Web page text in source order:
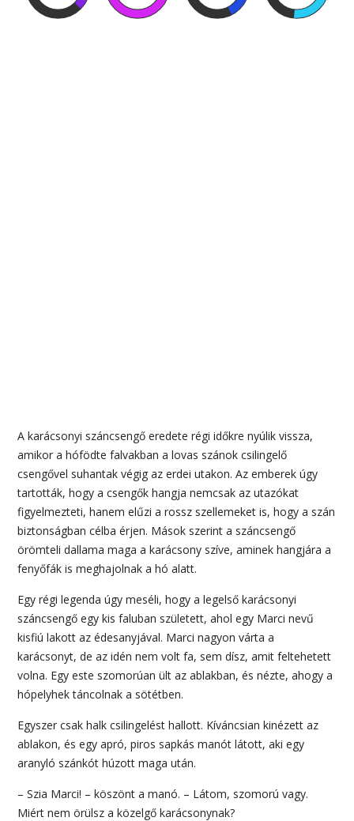
A karácsonyi száncsengő eredete régi időkre nyúlik vissza,
amikor a hófödte falvakban a lovas szánok csilingelő
csengővel suhantak végig az erdei utakon. Az emberek úgy
tartották, hogy a csengők hangja nemcsak az utazókat
figyelmezteti, hanem elűzi a rossz szellemeket is, hogy a szán
biztonságban célba érjen. Mások szerint a száncsengő
örömteli dallama maga a karácsony szíve, aminek hangjára a
fenyőfák is meghajolnak a hó alatt.
Egy régi legenda úgy meséli, hogy a legelső karácsonyi
száncsengő egy kis faluban született, ahol egy Marci nevű
kisfiú lakott az édesanyjával. Marci nagyon várta a
karácsonyt, de az idén nem volt fa, sem dísz, amit feltehetett
volna. Egy este szomorúan ült az ablakban, és nézte, ahogy a
hópelyhek táncolnak a sötétben.
Egyszer csak halk csilingelést hallott. Kíváncsian kinézett az
ablakon, és egy apró, piros sapkás manót látott, aki egy
aranyló szánkót húzott maga után.
– Szia Marci! – köszönt a manó. – Látom, szomorú vagy.
Miért nem örülsz a közelgő karácsonynak?